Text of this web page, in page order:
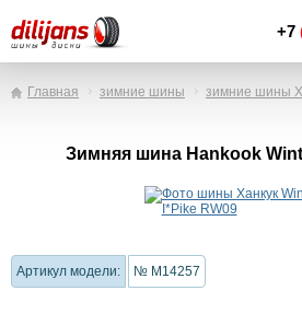
+7
Главная зимние шины зимние шины
Зимняя шина Hankook
Артикул модели: № M14257